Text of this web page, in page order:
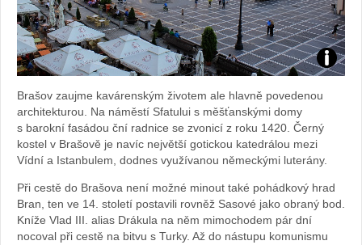
Foto:
Brašov zaujme kavárenským životem ale hlavně povedenou
architekturou. Na náměstí Sfatului s měšťanskými domy
s barokní fasádou ční radnice se zvonicí z roku 1420. Černý
kostel v Brašově je navíc největší gotickou katedrálou mezi
Vídní a Istanbulem, dodnes využívanou německými luterány.
Při cestě do Brašova není možné minout také pohádkový hrad
Bran, ten ve 14. století postavili rovněž Sasové jako obraný bod.
Kníže Vlad III. alias Drákula na něm mimochodem pár dní
nocoval při cestě na bitvu s Turky. Až do nástupu komunismu